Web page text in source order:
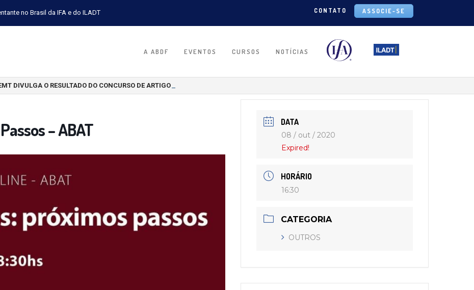
no Brasil da IFA e do ILADT CONTATO ASSOCIE-SE
A ABDF EVENTOS CURSOS NOTÍCIAS
DIVULGA O RESULTADO DO CONCURSO DE ARTIGOS CIENTÍFICOS 2026
– ABAT DATA
08 / out / 2020
Expired!
HORÁRIO
16:30
CATEGORIA
OUTROS